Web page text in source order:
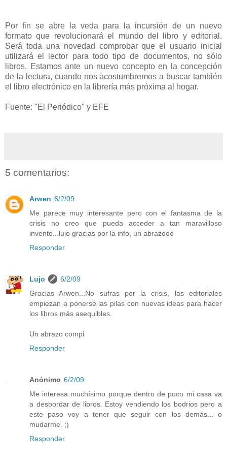
Por fin se abre la veda para la incursión de un nuevo
formato que revolucionará el mundo del libro y editorial.
Será toda una novedad comprobar que el usuario inicial
utilizará el lector para todo tipo de documentos, no sólo
libros. Estamos ante un nuevo concepto en la concepción
de la lectura, cuando nos acostumbremos a buscar también
el libro electrónico en la librería más próxima al hogar.
Fuente: "El Periódico" y EFE
5 comentarios:
Arwen 6/2/09
Me parece muy interesante pero con el fantasma de la
crisis no creo que pueda acceder a tan maravilloso
invento...lujo gracias por la info, un abrazooo
Responder
Lujo
6/2/09
Gracias Arwen...No sufras por la crisis, las editoriales
empiezan a ponerse las pilas con nuevas ideas para hacer
los libros más asequibles.
Un abrazo compi
Responder
Anónimo 6/2/09
Me interesa muchísimo porque dentro de poco mi casa va
a desbordar de libros. Estoy vendiendo los bodrios pero a
este paso voy a tener que seguir con los demás... o
mudarme. ;)
Responder